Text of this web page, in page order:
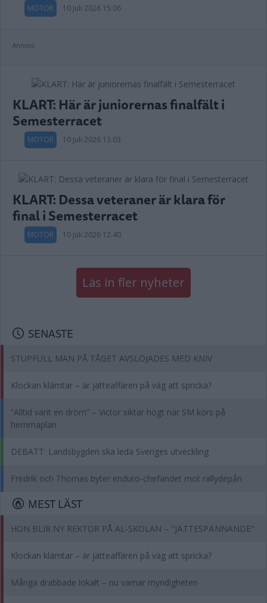
MOTOR 10 juli 2026 15.06
Annons:
KLART: Här är juniorernas finalfält i
Semesterracet
MOTOR 10 juli 2026 13.03
KLART: Dessa veteraner är klara för
final i Semesterracet
MOTOR 10 juli 2026 12.40
Läs in fler nyheter
SENASTE
STUPFULL MAN PÅ TÅGET AVSLÖJADES MED KNIV
Klockan klämtar – är jätteaffären på väg att spricka?
”Alltid varit en dröm” – Victor siktar högt när SM körs på
hemmaplan
DEBATT: Landsbygden ska leda Sveriges utveckling
Fredrik och Thomas byter enduro-chefandet mot rallydepån
MEST LÄST
HON BLIR NY REKTOR PÅ AL-SKOLAN – "JÄTTESPÄNNANDE"
Klockan klämtar – är jätteaffären på väg att spricka?
Många drabbade lokalt – nu varnar myndigheten